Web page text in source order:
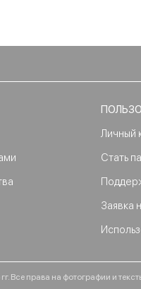
Личный
Стать
Заявка
Все права на фотографии и